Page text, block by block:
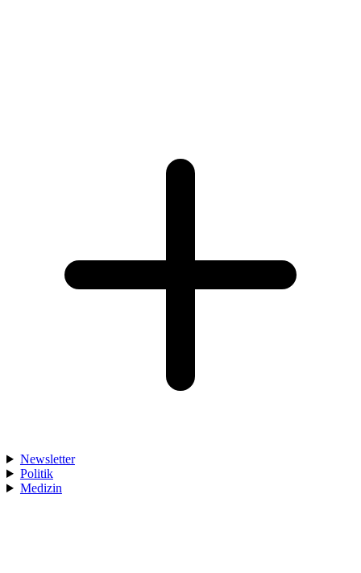
Newsletter
Politik
Medizin